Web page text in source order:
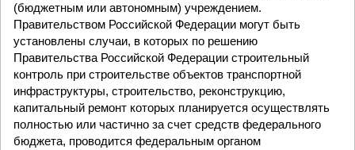
(бюджетным или автономным) учреждением.
Правительством Российской Федерации могут быть
установлены случаи, в которых по решению
Правительства Российской Федерации строительный
контроль при строительстве объектов транспортной
инфраструктуры, строительство, реконструкцию,
капитальный ремонт которых планируется осуществлять
полностью или частично за счет средств федерального
бюджета, проводится федеральным органом